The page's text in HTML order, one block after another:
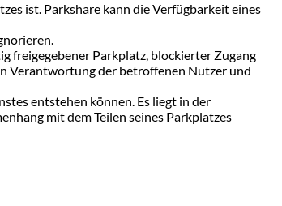
ist. Parkshare kann die Verfügbarkeit eines
freigegebener Parkplatz, blockierter Zugang
Verantwortung der betroffenen Nutzer und
entstehen können. Es liegt in der
mit dem Teilen seines Parkplatzes